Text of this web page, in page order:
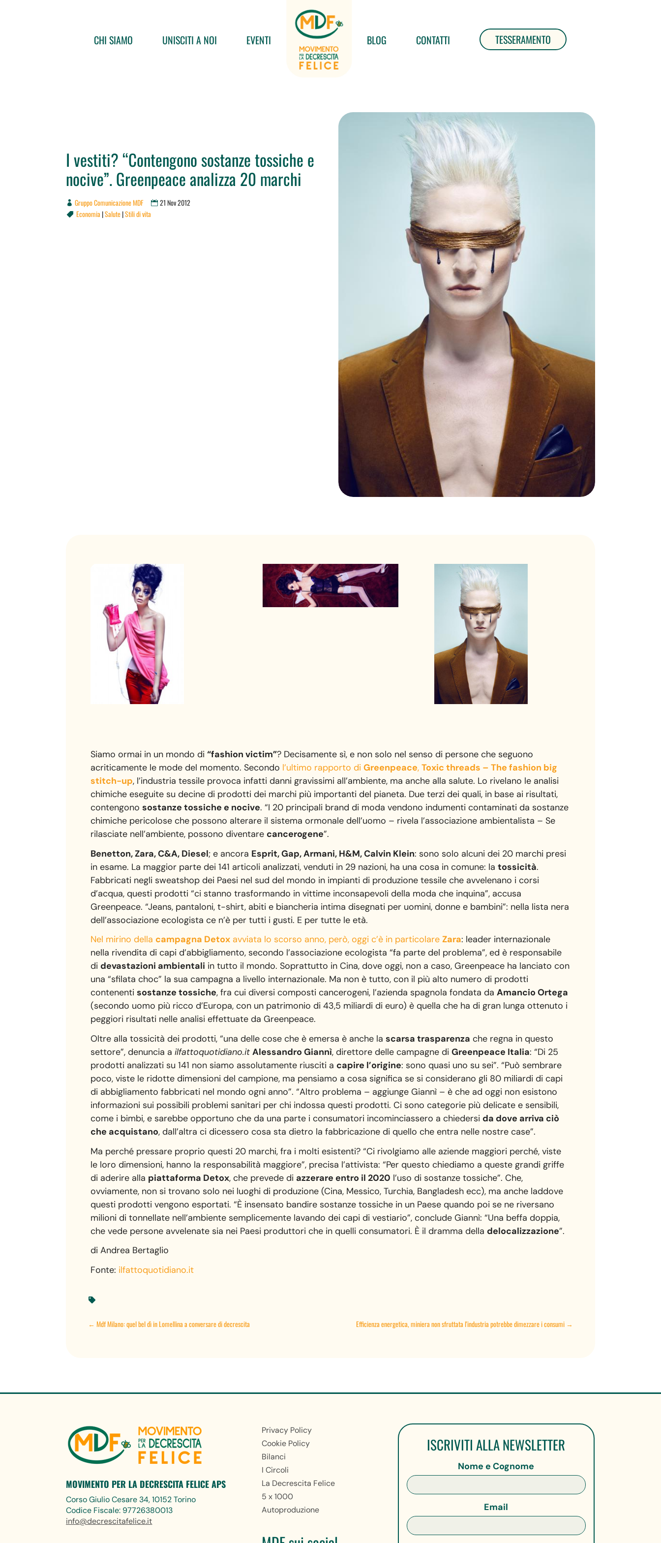
CHI SIAMO UNISCITI A NOI EVENTI BLOG CONTATTI TESSERAMENTO
I vestiti? “Contengono sostanze tossiche e
nocive”. Greenpeace analizza 20 marchi
Gruppo Comunicazione MDF 21 Nov 2012
 Economia|Salute|Stili di vita
Siamo ormai in un mondo di“fashion victim”? Decisamente sì, e non solo nel senso di persone che seguono
acriticamente le mode del momento. Secondo l’ultimo rapporto diGreenpeace,Toxic threads – The fashion big
stitch-up, l’industria tessile provoca infatti danni gravissimi all’ambiente, ma anche alla salute. Lo rivelano le analisi
chimiche eseguite su decine di prodotti dei marchi più importanti del pianeta. Due terzi dei quali, in base ai risultati,
contengonosostanze tossiche e nocive. “I 20 principali brand di moda vendono indumenti contaminati da sostanze
chimiche pericolose che possono alterare il sistema ormonale dell’uomo – rivela l’associazione ambientalista – Se
rilasciate nell’ambiente, possono diventare cancerogene”.
Benetton, Zara, C&A, Diesel; e ancora Esprit, Gap, Armani, H&M, Calvin Klein: sono solo alcuni dei 20 marchi presi
in esame. La maggior parte dei 141 articoli analizzati, venduti in 29 nazioni, ha una cosa in comune: latossicità.
Fabbricati negli sweatshop dei Paesi nel sud del mondo in impianti di produzione tessile che avvelenano i corsi
d’acqua, questi prodotti “ci stanno trasformando in vittime inconsapevoli della moda che inquina”, accusa
Greenpeace. “Jeans, pantaloni, t-shirt, abiti e biancheria intima disegnati per uomini, donne e bambini”: nella lista nera
dell’associazione ecologista ce n’è per tutti i gusti. E per tutte le età.
Nel mirino della campagna Detox avviata lo scorso anno, però, oggi c’è in particolareZara: leader internazionale
nella rivendita di capi d’abbigliamento, secondo l’associazione ecologista “fa parte del problema”, ed è responsabile
di devastazioni ambientali in tutto il mondo. Soprattutto in Cina, dove oggi, non a caso, Greenpeace ha lanciato con
una “sfilata choc” la sua campagna a livello internazionale. Ma non è tutto, con il più alto numero di prodotti
contenentisostanze tossiche, fra cui diversi composti cancerogeni, l’azienda spagnola fondata daAmancio Ortega
(secondo uomo più ricco d’Europa, con un patrimonio di 43,5 miliardi di euro) è quella che ha di gran lunga ottenuto i
peggiori risultati nelle analisi effettuate da Greenpeace.
Oltre alla tossicità dei prodotti, “una delle cose che è emersa è anche lascarsa trasparenza che regna in questo
settore”, denuncia ailfattoquotidiano.it Alessandro Giannì, direttore delle campagne diGreenpeace Italia: “Di 25
prodotti analizzati su 141 non siamo assolutamente riusciti a capire l’origine: sono quasi uno su sei”. “Può sembrare
poco, viste le ridotte dimensioni del campione, ma pensiamo a cosa significa se si considerano gli 80 miliardi di capi
di abbigliamento fabbricati nel mondo ogni anno”. “Altro problema – aggiunge Giannì – è che ad oggi non esistono
informazioni sui possibili problemi sanitari per chi indossa questi prodotti. Ci sono categorie più delicate e sensibili,
come i bimbi, e sarebbe opportuno che da una parte i consumatori incominciassero a chiedersi da dove arriva ciò
che acquistano, dall’altra ci dicessero cosa sta dietro la fabbricazione di quello che entra nelle nostre case”.
Ma perché pressare proprio questi 20 marchi, fra i molti esistenti? “Ci rivolgiamo alle aziende maggiori perché, viste
le loro dimensioni, hanno la responsabilità maggiore”, precisa l’attivista: “Per questo chiediamo a queste grandi griffe
di aderire alla piattaforma Detox, che prevede di azzerare entro il 2020 l’uso di sostanze tossiche”. Che,
ovviamente, non si trovano solo nei luoghi di produzione (Cina, Messico, Turchia, Bangladesh ecc), ma anche laddove
questi prodotti vengono esportati. “È insensato bandire sostanze tossiche in un Paese quando poi se ne riversano
milioni di tonnellate nell’ambiente semplicemente lavando dei capi di vestiario”, conclude Giannì: “Una beffa doppia,
che vede persone avvelenate sia nei Paesi produttori che in quelli consumatori. È il dramma della delocalizzazione”.
di Andrea Bertaglio
Fonte: ilfattoquotidiano.it

←Mdf Milano: quel bel dì in Lomellina a conversare di decrescita Efficienza energetica, miniera non sfruttata l'industria potrebbe dimezzare i consumi→
MOVIMENTO PER LA DECRESCITA FELICE APS
Corso Giulio Cesare 34, 10152 Torino
Codice Fiscale: 97726380013
info@decrescitafelice.it
Privacy Policy
Cookie Policy
Bilanci
I Circoli
La Decrescita Felice
5 x 1000
Autoproduzione
ISCRIVITI ALLA NEWSLETTER
Nome e Cognome
Email